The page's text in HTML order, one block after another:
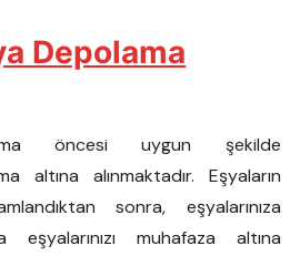
Depolama
öncesi uygun şekilde
altına alınmaktadır. Eşyaların
sonra, eşyalarınıza
eşyalarınızı muhafaza altına